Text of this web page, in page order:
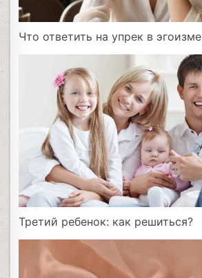
Что ответить на упрек в эгоизме
Третий ребенок: как решиться?